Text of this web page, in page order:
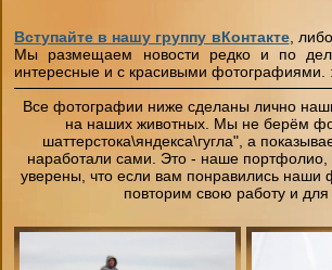
Вступайте в нашу группу вКонтакте,
Мы размещаем новости редко и по
интересные и с красивыми фотографиями.
Все фотографии ниже сделаны лично
на наших животных. Мы не берём
шаттерстока\яндекса\гугла", а
наработали сами. Это - наше
уверены, что если вам понравились наши
повторим свою работу и для